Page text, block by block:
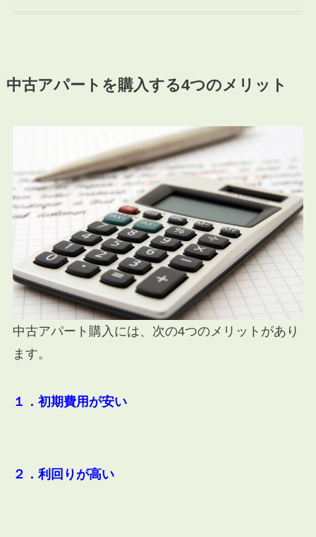
中古アパートを購入する4つのメリット
中古アパート購入には、次の4つのメリットがあり
ます。
１．初期費用が安い
２．利回りが高い